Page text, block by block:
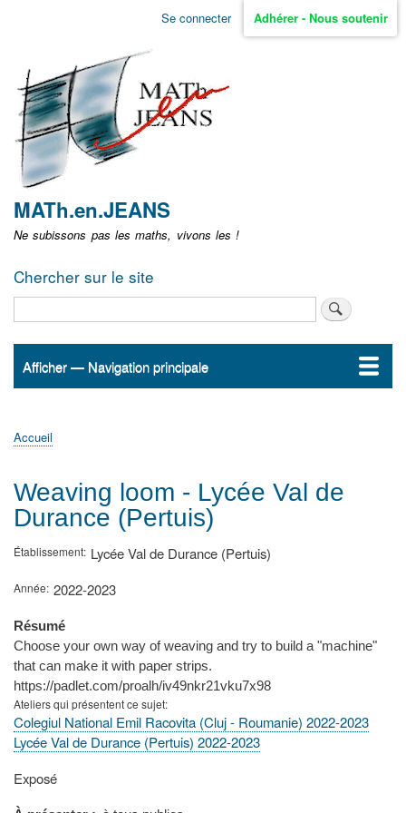
Aller
non
identifié
Se connecter Adhérer - Nous soutenir
MATh.en.JEANS
Ne subissons pas les maths, vivons les !
Chercher sur le site
Navigation
Afficher — Navigation principale
Accueil
ActualitésMATh.en.JEANS ?
Régions et Ateliers
Créer, gérer un atelier
Sujets/Publications
Congrès
d'Ariane
Accueil
Weaving loom - Lycée Val de
Durance (Pertuis)
Établissement Lycée Val de Durance (Pertuis)
Année 2022-2023
Résumé
Choose your own way of weaving and try to build a "machine"
that can make it with paper strips.
https://padlet.com/proalh/iv49nkr21vku7x98
Ateliers qui présentent ce sujet
Colegiul National Emil Racovita (Cluj - Roumanie) 2022-2023
Lycée Val de Durance (Pertuis) 2022-2023
Type
présentation
Exposé